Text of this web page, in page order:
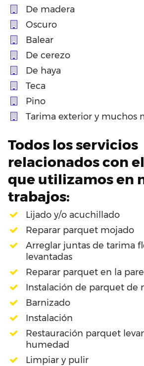
De madera
Oscuro
Balear
De cerezo
De haya
Teca
Pino
Tarima exterior y muchos
Todos los servicios
relacionados con
que utilizamos en
trabajos:
Lijado y/o acuchillado
Reparar parquet mojado
Arreglar juntas de tarima
levantadas
Reparar parquet en la
Instalación de parquet de
Barnizado
Instalación
Restauración parquet
humedad
Limpiar y pulir